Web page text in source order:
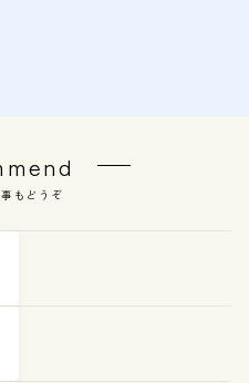
もどうぞ